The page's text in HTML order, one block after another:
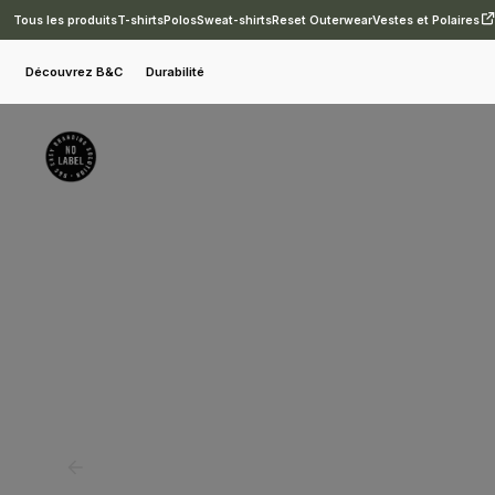
Tous les produitsT-shirtsPolosSweat-shirtsReset OuterwearVestes et Polaires
Découvrez B&C Durabilité